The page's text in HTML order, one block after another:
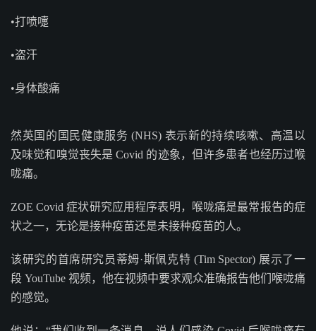
•打喷嚏
•盗汗
•身体酸痛
然英国的国民健康服务 (NHS) 表示新的持续咳嗽、高温以
及味觉和嗅觉丧失是 Covid 的迹象，但许多患者也经历过喉
咙痛。
ZOE Covid 症状研究应用程序表明，喉咙痛是最常报告的症
状之一，无论是接种疫苗还是未接种疫苗的人。
该研究的首席研究员蒂姆·斯佩克特 (Tim Spector) 展示了一
段 YouTube 视频，他在视频中要求观众准确报告他们喉咙痛
的感觉。